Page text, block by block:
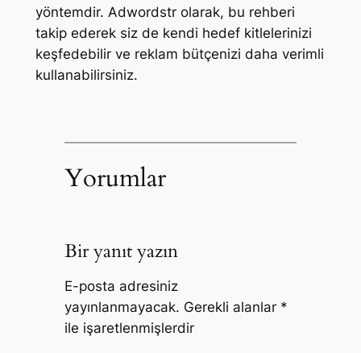
yöntemdir. Adwordstr olarak, bu rehberi
takip ederek siz de kendi hedef kitlelerinizi
keşfedebilir ve reklam bütçenizi daha verimli
kullanabilirsiniz.
Yorumlar
Bir yanıt yazın
E-posta adresiniz
yayınlanmayacak. Gerekli alanlar *
ile işaretlenmişlerdir